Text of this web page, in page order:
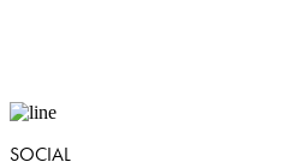
SOCIAL